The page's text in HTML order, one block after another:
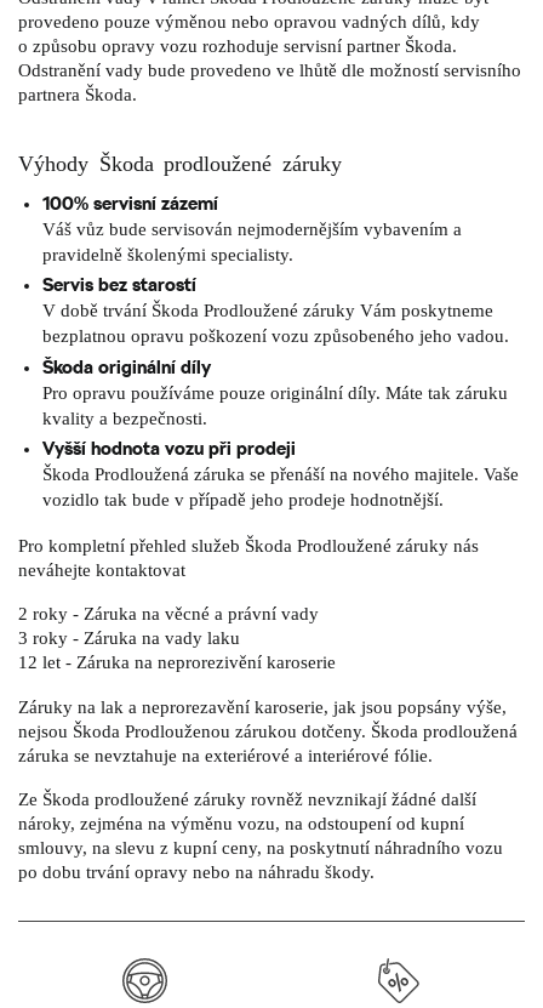
provedeno pouze výměnou nebo opravou vadných dílů, kdy
o způsobu opravy vozu rozhoduje servisní partner Škoda.
Odstranění vady bude provedeno ve lhůtě dle možností servisního
partnera Škoda.
Výhody Škoda prodloužené záruky
100% servisní zázemí
Váš vůz bude servisován nejmodernějším vybavením a
pravidelně školenými specialisty.
Servis bez starostí
V době trvání Škoda Prodloužené záruky Vám poskytneme
bezplatnou opravu poškození vozu způsobeného jeho vadou.
Škoda originální díly
Pro opravu používáme pouze originální díly. Máte tak záruku
kvality a bezpečnosti.
Vyšší hodnota vozu při prodeji
Škoda Prodloužená záruka se přenáší na nového majitele. Vaše
vozidlo tak bude v případě jeho prodeje hodnotnější.
Pro kompletní přehled služeb Škoda Prodloužené záruky nás
neváhejte kontaktovat
2 roky - Záruka na věcné a právní vady
3 roky - Záruka na vady laku
12 let - Záruka na neprorezivění karoserie
Záruky na lak a neprorezavění karoserie, jak jsou popsány výše,
nejsou Škoda Prodlouženou zárukou dotčeny. Škoda prodloužená
záruka se nevztahuje na exteriérové a interiérové fólie.
Ze Škoda prodloužené záruky rovněž nevznikají žádné další
nároky, zejména na výměnu vozu, na odstoupení od kupní
smlouvy, na slevu z kupní ceny, na poskytnutí náhradního vozu
po dobu trvání opravy nebo na náhradu škody.